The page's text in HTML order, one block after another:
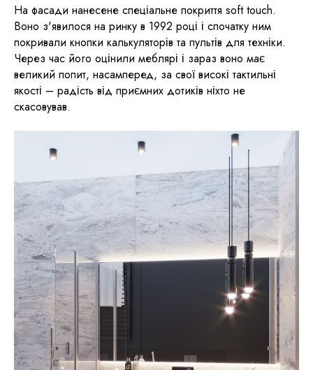
На фасади нанесене спеціальне покриття soft touch.
Воно з'явилося на ринку в 1992 році і спочатку ним
покривали кнопки калькуляторів та пультів для техніки.
Через час його оцінили меблярі і зараз воно має
великий попит, насамперед, за свої високі тактильні
якості – радість від приємних дотиків ніхто не
скасовував.